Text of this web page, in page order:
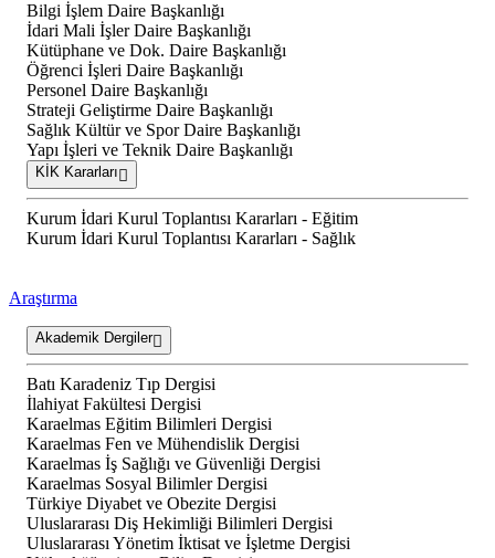
Bilgi İşlem Daire Başkanlığı
İdari Mali İşler Daire Başkanlığı
Kütüphane ve Dok. Daire Başkanlığı
Öğrenci İşleri Daire Başkanlığı
Personel Daire Başkanlığı
Strateji Geliştirme Daire Başkanlığı
Sağlık Kültür ve Spor Daire Başkanlığı
Yapı İşleri ve Teknik Daire Başkanlığı
KİK Kararları
Kurum İdari Kurul Toplantısı Kararları - Eğitim
Kurum İdari Kurul Toplantısı Kararları - Sağlık
Araştırma
Akademik Dergiler
Batı Karadeniz Tıp Dergisi
İlahiyat Fakültesi Dergisi
Karaelmas Eğitim Bilimleri Dergisi
Karaelmas Fen ve Mühendislik Dergisi
Karaelmas İş Sağlığı ve Güvenliği Dergisi
Karaelmas Sosyal Bilimler Dergisi
Türkiye Diyabet ve Obezite Dergisi
Uluslararası Diş Hekimliği Bilimleri Dergisi
Uluslararası Yönetim İktisat ve İşletme Dergisi